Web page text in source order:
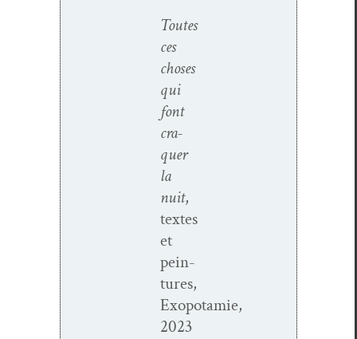
Toutes
ces
choses
qui
font
cra­
quer
la
nuit,
textes
et
pein­
tures,
Exopotamie,
2023